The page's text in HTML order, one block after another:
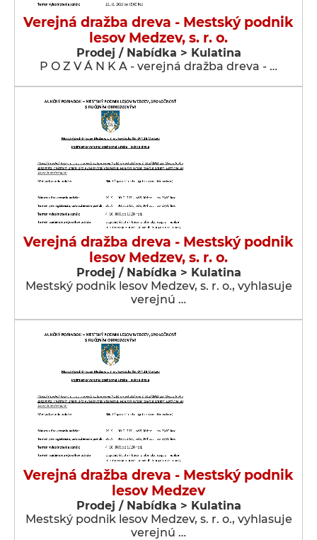
Verejná dražba dreva - Mestský podnik
lesov Medzev, s. r. o.
Prodej / Nabídka > Kulatina
P O Z V Á N K A - verejná dražba dreva - …
Verejná dražba dreva - Mestský podnik
lesov Medzev, s. r. o.
Prodej / Nabídka > Kulatina
Mestský podnik lesov Medzev, s. r. o., vyhlasuje
verejnú …
Verejná dražba dreva - Mestský podnik
lesov Medzev
Prodej / Nabídka > Kulatina
Mestský podnik lesov Medzev, s. r. o., vyhlasuje
verejnú …